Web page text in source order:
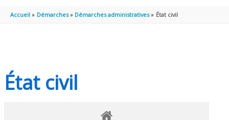
PRINCIPAL
Accueil Démarches Démarches administratives État civil
État civil